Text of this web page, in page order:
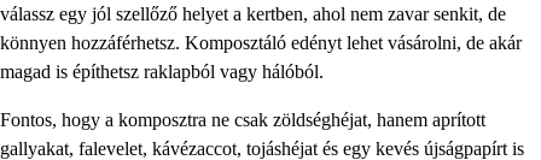
válassz egy jól szellőző helyet a kertben, ahol nem zavar senkit, de
könnyen hozzáférhetsz. Komposztáló edényt lehet vásárolni, de akár
magad is építhetsz raklapból vagy hálóból.
Fontos, hogy a komposztra ne csak zöldséghéjat, hanem aprított
gallyakat, falevelet, kávézaccot, tojáshéjat és egy kevés újságpapírt is